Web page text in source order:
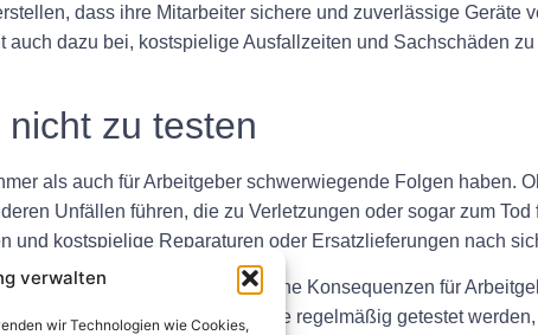
verwalten
wir Technologien wie Cookies,
dass ihre Mitarbeiter sichere und zuverlässige Geräte
dazu bei, kostspielige Ausfallzeiten und Sachschäden zu
zu testen
als auch für Arbeitgeber schwerwiegende Folgen haben.
Unfällen führen, die zu Verletzungen oder sogar zum Tod
und kostspielige Reparaturen oder Ersatzlieferungen nach
tragbarer Elektrogeräte rechtliche Konsequenzen für
dass alle elektrischen Geräte regelmäßig getestet